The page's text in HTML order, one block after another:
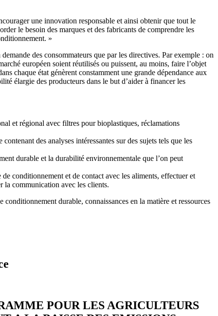
une innovation responsable et ainsi obtenir que tout le
le besoin des marques et des fabricants de comprendre les
»
des consommateurs que par les directives. Par exemple : on
européen soient réutilisés ou puissent, au moins, faire l’objet
chaque état génèrent constamment une grande dépendance aux
élargie des producteurs dans le but d’aider à financer les
et régional avec filtres pour bioplastiques, réclamations
des analyses intéressantes sur des sujets tels que les
durable et la durabilité environnementale que l’on peut
conditionnement et de contact avec les aliments, effectuer et
la communication avec les clients.
durable, connaissances en la matière et ressources
POUR LES AGRICULTEURS